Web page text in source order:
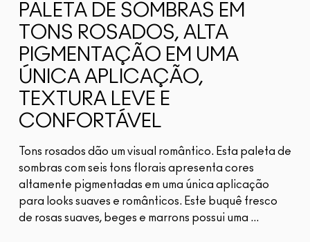
PALETA DE SOMBRAS EM
TONS ROSADOS, ALTA
PIGMENTAÇÃO EM UMA
ÚNICA APLICAÇÃO,
TEXTURA LEVE E
CONFORTÁVEL
Tons rosados dão um visual romântico. Esta paleta de
sombras com seis tons florais apresenta cores
altamente pigmentadas em uma única aplicação
para looks suaves e românticos. Este buquê fresco
de rosas suaves, beges e marrons possui uma ...